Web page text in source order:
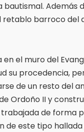
Además
retablo barroco del
el muro del
su procedencia,
de un resto del
Ordoño II y
de forma
de este tipo hallada